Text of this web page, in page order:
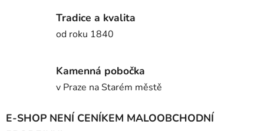
Tradice a kvalita
od roku 1840
Kamenná pobočka
v Praze na Starém městě
E-SHOP NENÍ CENÍKEM MALOOBCHODNÍ